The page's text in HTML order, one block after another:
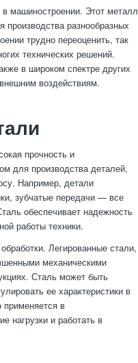
машиностроении. Этот металл
разнообразных
трудно переоценить, так
технических решений.
в широком спектре других
воздействиям.
прочность и
для производства деталей,
Например, детали
зубчатые передачи — все
обеспечивает надежность
работы техники.
Легированные стали,
механическими
Сталь может быть
ее характеристики в
применяется в
нагрузки и работать в